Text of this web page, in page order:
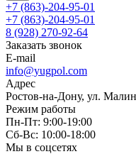
+7 (863)-204-95-01
+7 (863)-204-95-01
8 (928) 270-92-64
Заказать звонок
E-mail
info@yugpol.com
Адрес
Ростов-на-Дону, ул.
Режим работы
Пн-Пт: 9:00-19:00
Cб-Вс: 10:00-18:00
Мы в соцсетях